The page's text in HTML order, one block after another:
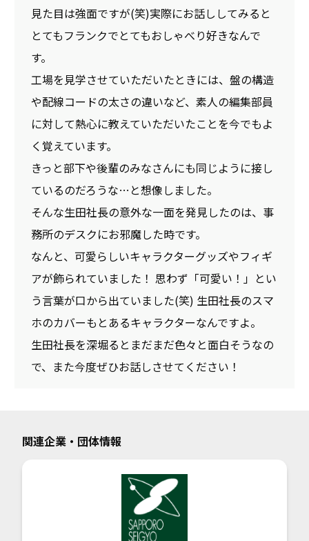
見た目は強面ですが(笑)実際にお話ししてみると
とてもフランクでとてもおしゃべり好きなんで
す。
工場を見学させていただいたときには、盤の構造
や配線コードの太さの違いなど、素人の編集部員
に対して熱心に教えていただいたことを今でもよ
く覚えています。
きっと部下や後輩のみなさんにも同じように接し
ているのだろうな…と想像しました。
そんな生田社長の意外な一面を発見したのは、事
務所のデスクにお邪魔した時です。
なんと、可愛らしいキャラクターグッズやフィギ
アが飾られていました！ 思わず「可愛い！」とい
う言葉が口から出ていました(笑) 生田社長のスマ
ホのカバーもとあるキャラクターなんですよ。
生田社長を深堀るとまだまだ色々と面白そうなの
で、また今度ぜひお話しさせてください！
関連企業・団体情報